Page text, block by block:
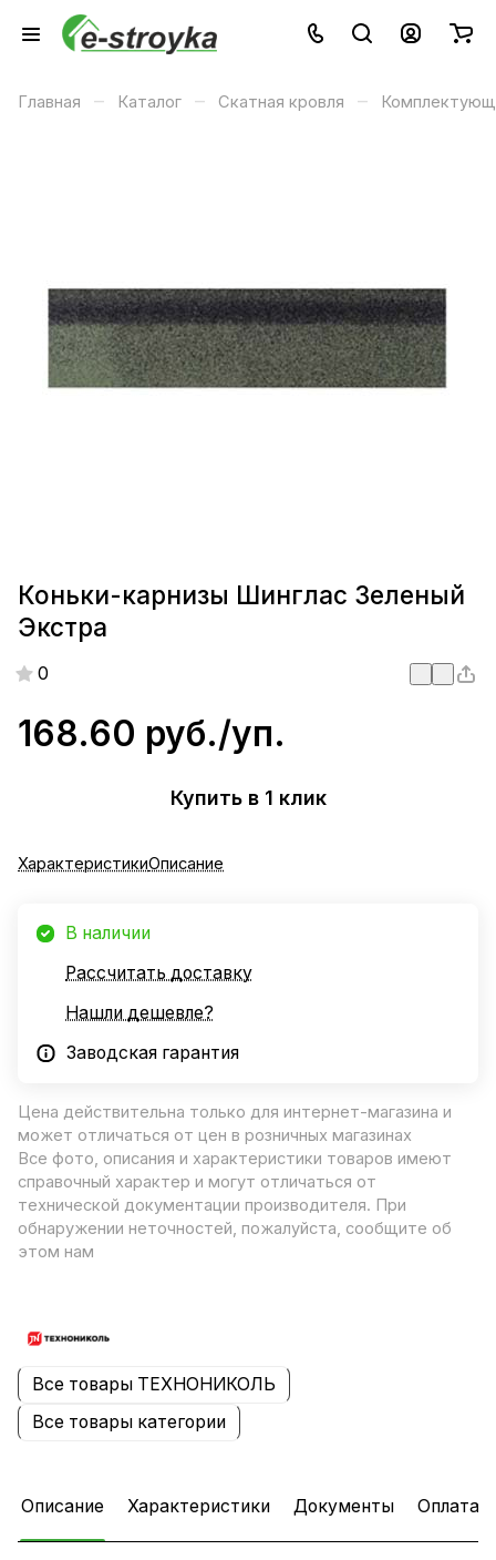
Главная – Каталог – Скатная кровля –
Коньки-карнизы Шинглас Зеленый
Экстра
0
168.60 руб./уп.
Купить в 1 клик
ХарактеристикиОписание
В наличии
Рассчитать доставку
Нашли дешевле?
Заводская гарантия
Цена действительна только для интернет-магазина и
может отличаться от цен в розничных магазинах
Все фото, описания и характеристики товаров имеют
справочный характер и могут отличаться от
технической документации производителя. При
обнаружении неточностей, пожалуйста, сообщите об
этом нам
Все товары ТЕХНОНИКОЛЬ
Все товары категории
Описание Характеристики Документы Оплата